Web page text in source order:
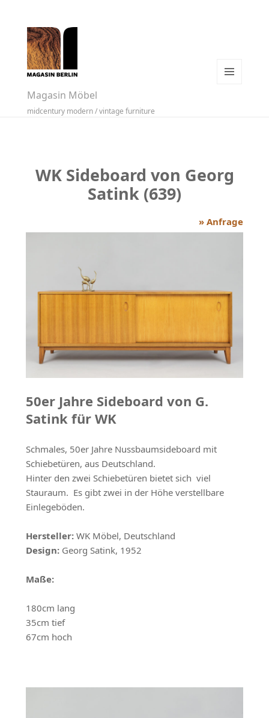
Magasin Möbel
midcentury modern / vintage furniture
WK Sideboard von Georg
Satink (639)
» Anfrage
50er Jahre Sideboard von G.
Satink für WK
Schmales, 50er Jahre Nussbaumsideboard mit
Schiebetüren, aus Deutschland.
Hinter den zwei Schiebetüren bietet sich viel
Stauraum. Es gibt zwei in der Höhe verstellbare
Einlegeböden.
Hersteller:WK Möbel, Deutschland
Design:Georg Satink, 1952
Maße:
180cm lang
35cm tief
67cm hoch